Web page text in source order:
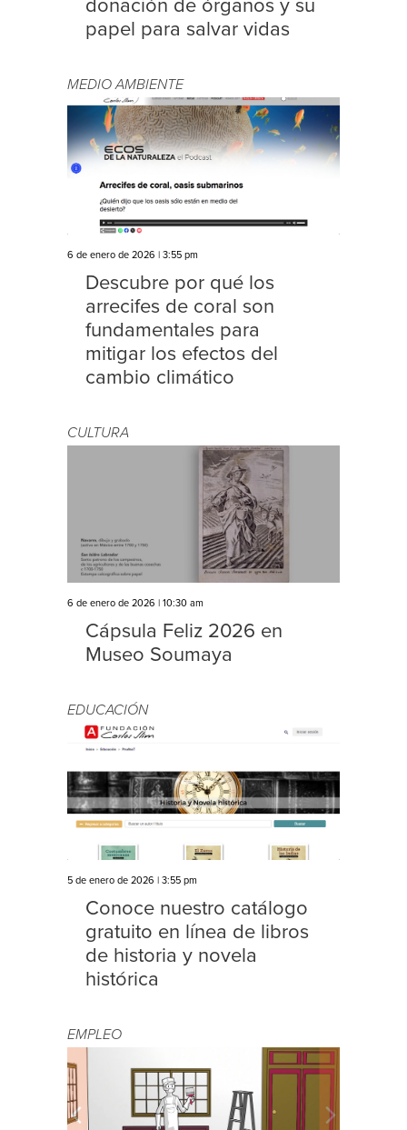
donación de órganos y su
papel para salvar vidas
MEDIO AMBIENTE
6 de enero de 2026 | 3:55 pm
Descubre por qué los
arrecifes de coral son
fundamentales para
mitigar los efectos del
cambio climático
CULTURA
6 de enero de 2026 | 10:30 am
Cápsula Feliz 2026 en
Museo Soumaya
EDUCACIÓN
5 de enero de 2026 | 3:55 pm
Conoce nuestro catálogo
gratuito en línea de libros
de historia y novela
histórica
EMPLEO